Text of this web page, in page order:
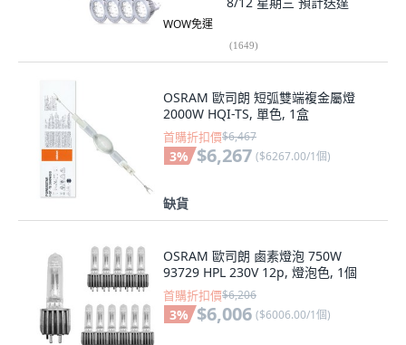
WOW免運
(1649)
OSRAM 歐司朗 短弧雙端複金屬燈
2000W HQI-TS, 單色, 1盒
首購折扣價$6,467
3% $6,267 ($6267.00/1個)
缺貨
OSRAM 歐司朗 鹵素燈泡 750W
93729 HPL 230V 12p, 燈泡色, 1個
首購折扣價$6,206
3% $6,006 ($6006.00/1個)